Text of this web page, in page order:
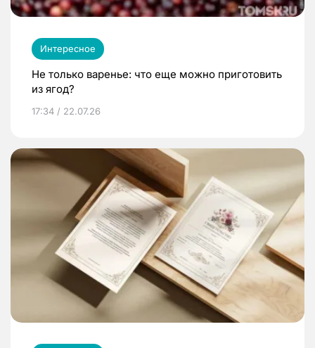
Интересное
Не только варенье: что еще можно приготовить
из ягод?
17:34 / 22.07.26